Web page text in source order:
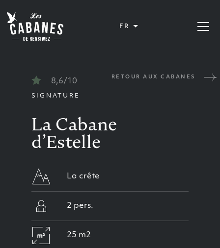
FR Ouvrir
RETOUR AUX CABANES
8,6/10
SIGNATURE
La Cabane
d’Estelle
La crête
2 pers.
25 m2